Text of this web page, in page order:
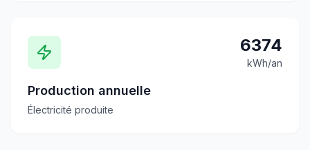
6374
kWh/an
Production annuelle
Électricité produite